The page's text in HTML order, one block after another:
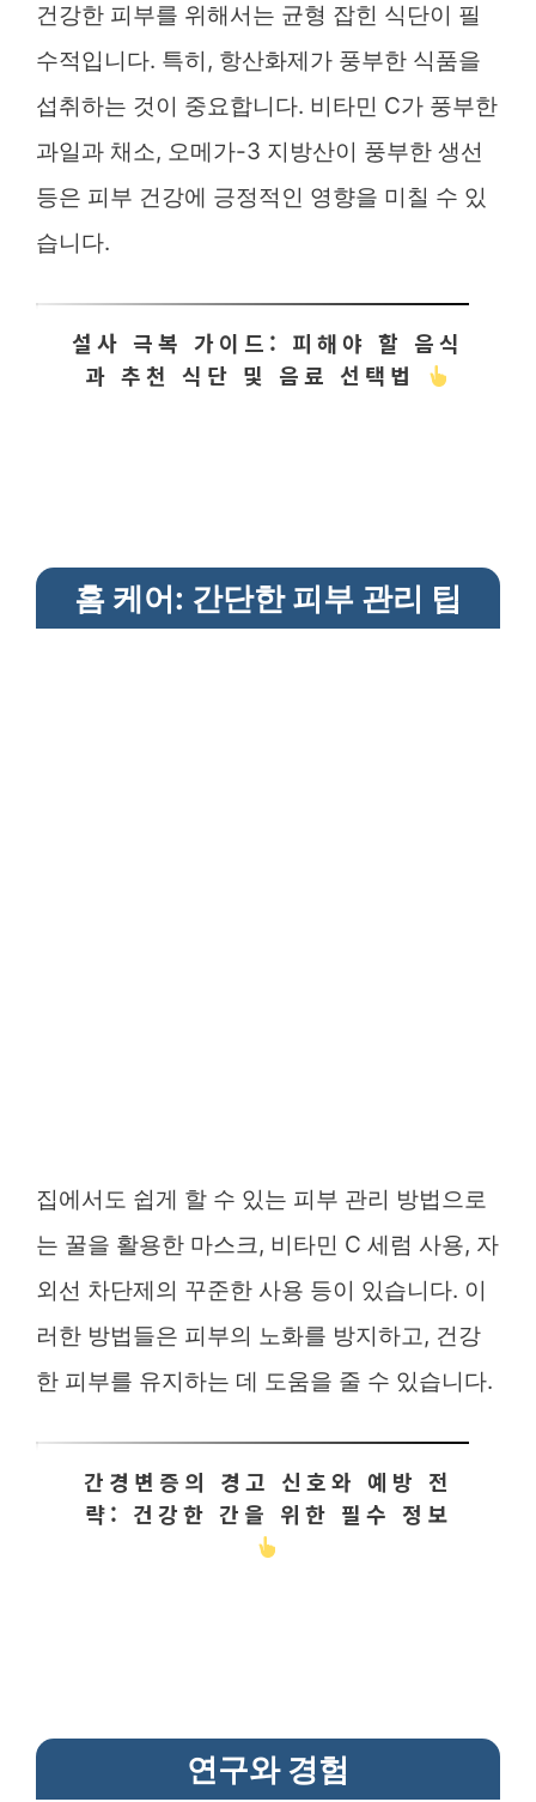
건강한 피부를 위해서는 균형 잡힌 식단이 필
수적입니다. 특히, 항산화제가 풍부한 식품을
섭취하는 것이 중요합니다. 비타민 C가 풍부한
과일과 채소, 오메가-3 지방산이 풍부한 생선
등은 피부 건강에 긍정적인 영향을 미칠 수 있
습니다.
설사 극복 가이드: 피해야 할 음식
과 추천 식단 및 음료 선택법
홈 케어: 간단한 피부 관리 팁
집에서도 쉽게 할 수 있는 피부 관리 방법으로
는 꿀을 활용한 마스크, 비타민 C 세럼 사용, 자
외선 차단제의 꾸준한 사용 등이 있습니다. 이
러한 방법들은 피부의 노화를 방지하고, 건강
한 피부를 유지하는 데 도움을 줄 수 있습니다.
간경변증의 경고 신호와 예방 전
략: 건강한 간을 위한 필수 정보
연구와 경험